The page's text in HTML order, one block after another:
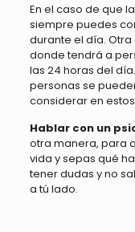
En el caso de que
siempre puedes
durante el día.
donde tendrá a
las 24 horas del
personas se
considerar en
Hablar con un
otra manera, para
vida y sepas qué
tener dudas y no
a tú lado.